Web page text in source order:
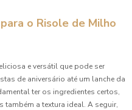
o Risole de Milho
e versátil que pode ser
de aniversário até um lanche da
ter os ingredientes certos,
também a textura ideal. A seguir,